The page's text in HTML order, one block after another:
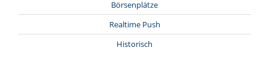
Börsenplätze
Realtime Push
Historisch